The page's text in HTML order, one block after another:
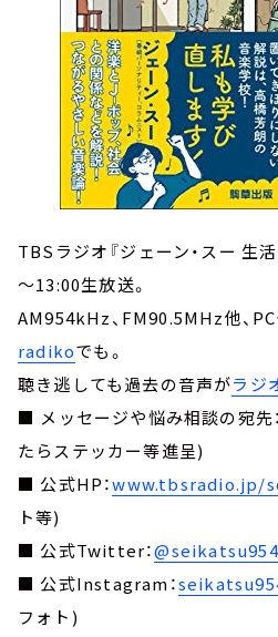
TBSラジオ『ジェーン・スー 生
～13:00生放送。
AM954kHz、FM90.5MHz他、
radikoでも。
聴き逃しても過去の音声がラジ
■ メッセージや悩み相談の宛
たらステッカー等進呈)
■ 公式HP：www.tbsradio.jp/
ト等)
■ 公式Twitter：
■ 公式Instagram：
フォト)